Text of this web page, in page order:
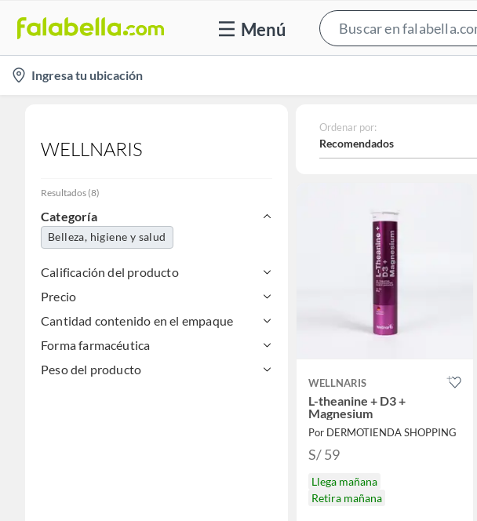
Menú
location-
icon
Ingresa tu ubicación
WELLNARIS
Resultados (8)
Categoría
Belleza, higiene y salud
Calificación del producto
Precio
Cantidad contenido en el empaque
Forma farmacéutica
Peso del producto
Ordenar por:
Recomendados
WELLNARIS
L-theanine + D3 +
Magnesium
Por DERMOTIENDA SHOPPING
S/ 59
Llega mañana
Retira mañana